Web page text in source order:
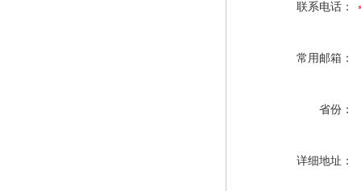
联系电话：
常用邮箱：
省份：
详细地址：